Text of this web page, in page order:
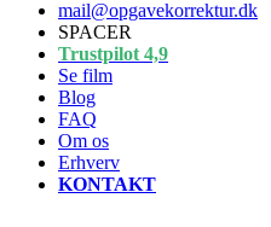
mail@opgavekorrektur.dk
SPACER
Trustpilot 4,9
Se film
Blog
FAQ
Om os
Erhverv
KONTAKT